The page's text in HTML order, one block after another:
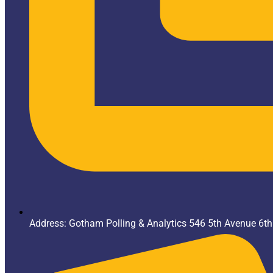
Address: Gotham Polling & Analytics 546 5th Avenue